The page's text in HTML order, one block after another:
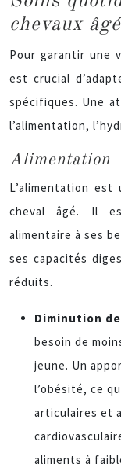
chevaux
Pour garantir une
est crucial
spécifiques. Une
l’alimentation,
Alimentation
L’alimentation
cheval âgé. Il
alimentaire à ses
ses capacités
réduits.
Diminution
besoin de
jeune. Un
l’obésité, ce
articulaires et
aliments à